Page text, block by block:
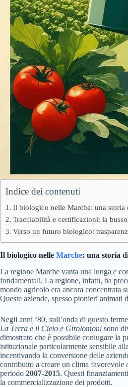
Indice dei contenuti
Il biologico nelle Marche: una storia
Tracciabilità e certificazioni: la
Verso un futuro biologico:
Il biologico nelle Marche: una storia
La regione Marche vanta una lunga e
fondamentali. La regione, infatti, ha
mondo agricolo era ancora concentrata
Queste aziende, spesso pionieri animati
Negli anni ’80, sull’onda di questo
La Terra e il Cielo e Girolomoni sono
dimostrato che è possibile coniugare la
istituzionale particolarmente sensibile
incentivando la conversione delle
contribuito a creare un clima
periodo 2007-2015. Questi
la commercializzazione dei prodotti.